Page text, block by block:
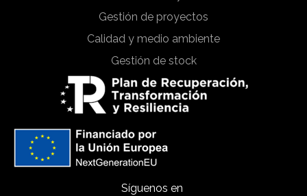
Gestión de proyectos
Calidad y medio ambiente
Gestión de stock
Síguenos en